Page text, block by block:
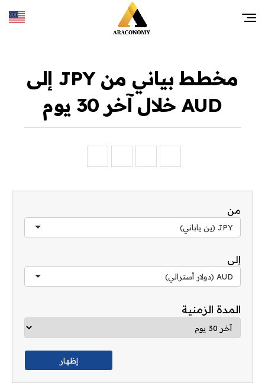
مخطط بياني من JPY إلى
AUD خلال آخر 30 يوم
من
JPY (ين ياباني)
إلى
AUD (دولار أسترالي)
المدة الزمنية